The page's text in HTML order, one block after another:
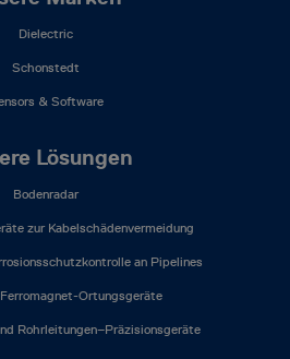
Dielectric
Schonstedt
& Software
Lösungen
Bodenradar
zur Kabelschädenvermeidung
an Pipelines
Ortungsgeräte
Rohrleitungen–Präzisionsgeräte